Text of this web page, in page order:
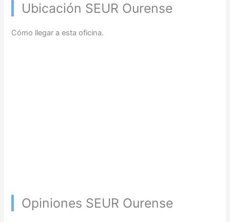
Ubicación SEUR Ourense
Cómo llegar a esta oficina.
Opiniones SEUR Ourense